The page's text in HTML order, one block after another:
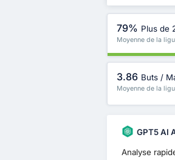
79% Plus de
Moyenne de la
3.86 Buts /
Moyenne de la
GPT5 AI
Analyse